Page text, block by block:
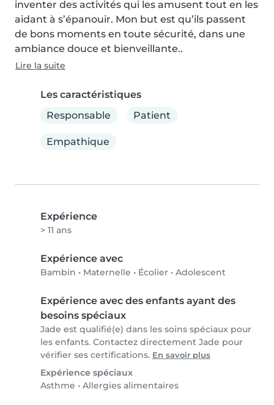
inventer des activités qui les amusent tout en les
aidant à s’épanouir. Mon but est qu’ils passent
de bons moments en toute sécurité, dans une
ambiance douce et bienveillante..
Lire la suite
Les caractéristiques
Responsable
Patient
Empathique
Expérience
> 11 ans
Expérience avec
Bambin • Maternelle • Écolier • Adolescent
Expérience avec des enfants ayant des
besoins spéciaux
Jade est qualifié(e) dans les soins spéciaux pour
les enfants. Contactez directement Jade pour
vérifier ses certifications. En savoir plus
Expérience spéciaux
Asthme • Allergies alimentaires